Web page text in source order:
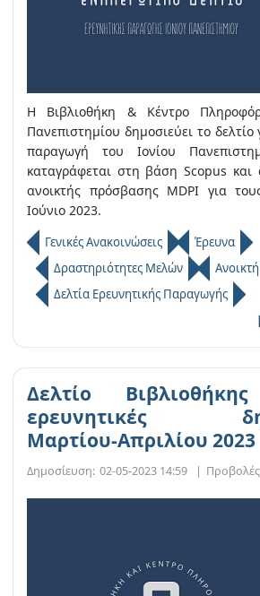
Η Βιβλιοθήκη & Κέντρο
Πανεπιστημίου δημοσιεύει το δελτίο
παραγωγή του Ιονίου
καταγράφεται στη βάση Scopus και
ανοικτής πρόσβασης MDPI για
Ιούνιο 2023.
Γενικές Ανακοινώσεις
Έρευνα
Δραστηριότητες Μελών
Δελτία Ερευνητικής Παραγωγής
Δελτίο
ερευνητικές
Μαρτίου-Απριλίου 2023
Δημοσίευση: 02-05-2023 14:59 |